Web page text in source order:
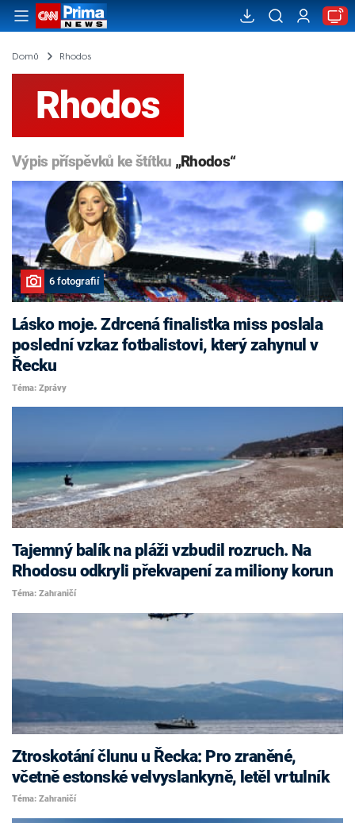
Domů Rhodos
Rhodos
Výpis příspěvků ke štítku „Rhodos“
6 fotografií
Lásko moje. Zdrcená finalistka miss poslala
poslední vzkaz fotbalistovi, který zahynul v
Řecku
Téma: Zprávy
Tajemný balík na pláži vzbudil rozruch. Na
Rhodosu odkryli překvapení za miliony korun
Téma: Zahraničí
Ztroskotání člunu u Řecka: Pro zraněné,
včetně estonské velvyslankyně, letěl vrtulník
Téma: Zahraničí